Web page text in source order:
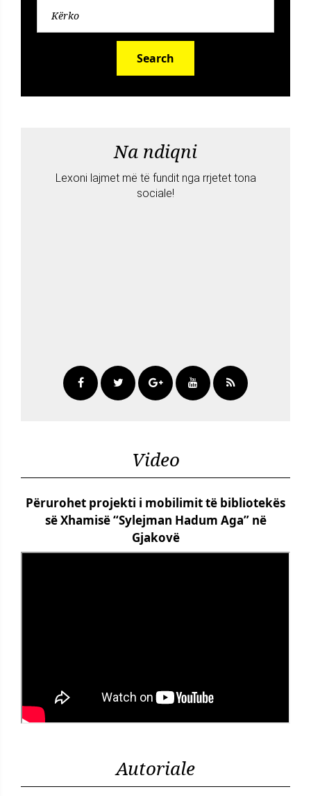
Search
Na ndiqni
Lexoni lajmet më të fundit nga rrjetet tona
sociale!
Video
Përurohet projekti i mobilimit të bibliotekës
së Xhamisë “Sylejman Hadum Aga” në
Gjakovë
Autoriale